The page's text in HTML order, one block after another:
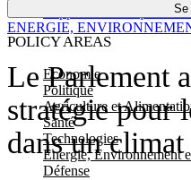
Se
POLICY AREAS
Economie
Politique
Agriculture et
Santé
Technologies
Energie, Environnement
Défense
Le Parlement
stratégie pour
dans un
ENERGIE,